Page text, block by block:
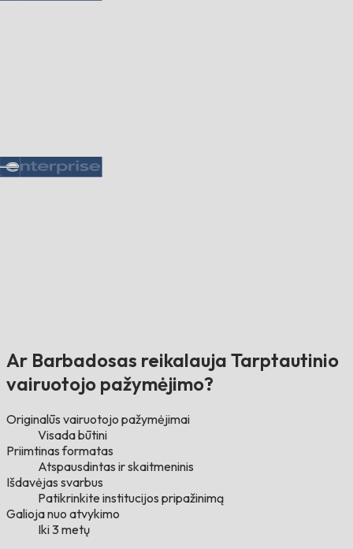
Ar Barbadosas reikalauja Tarptautinio
vairuotojo pažymėjimo?
Originalūs vairuotojo pažymėjimai
Visada būtini
Priimtinas formatas
Atspausdintas ir skaitmeninis
Išdavėjas svarbus
Patikrinkite institucijos pripažinimą
Galioja nuo atvykimo
Iki 3 metų